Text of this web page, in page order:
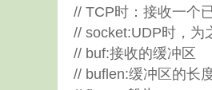
// TCP时：接收一个
// socket:UDP时，为
// buf:接收的缓冲区
// buflen:缓冲区的长